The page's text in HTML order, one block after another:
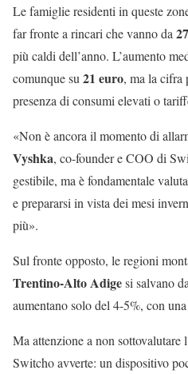
Le famiglie residenti in queste
far fronte a rincari che vanno da
più caldi dell’anno. L’aumento
comunque su 21 euro, ma la cifra
presenza di consumi elevati o
«Non è ancora il momento di
Vyshka, co-founder e COO di
gestibile, ma è fondamentale
e prepararsi in vista dei mesi
più».
Sul fronte opposto, le regioni
Trentino-Alto Adigesi salvano
aumentano solo del 4-5%, con
Ma attenzione a non sottovalutare
Switcho avverte: un dispositivo